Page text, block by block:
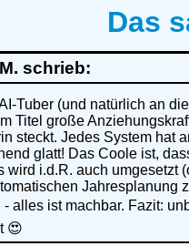
Das
schrieb:
Tuber (und natürlich an
Titel große
steckt. Jedes System hat
glatt! Das Coole ist,
wird i.d.R. auch umgesetzt
Jahresplanung
alles ist machbar. Fazit:
😍